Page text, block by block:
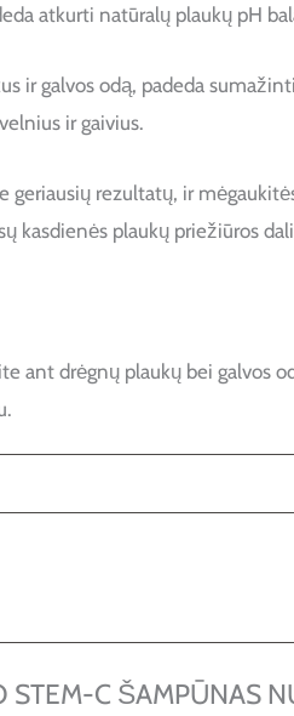
atkurti natūralų plaukų pH
ir galvos odą, padeda
ir gaivius.
rezultatų, ir
kasdienės plaukų priežiūros
drėgnų plaukų bei galvos
C ŠAMPŪNAS